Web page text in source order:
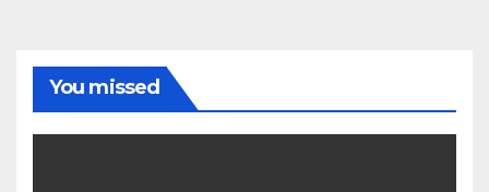
You missed